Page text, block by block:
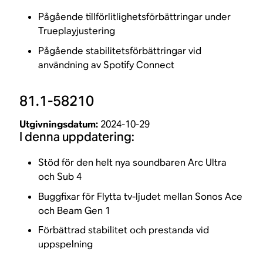
Pågående tillförlitlighetsförbättringar under
Trueplayjustering
Pågående stabilitetsförbättringar vid
användning av Spotify Connect
81.1-58210
Utgivningsdatum: 2024-10-29
I denna uppdatering:
Stöd för den helt nya soundbaren Arc Ultra
och Sub 4
Buggfixar för Flytta tv-ljudet mellan Sonos Ace
och Beam Gen 1
Förbättrad stabilitet och prestanda vid
uppspelning